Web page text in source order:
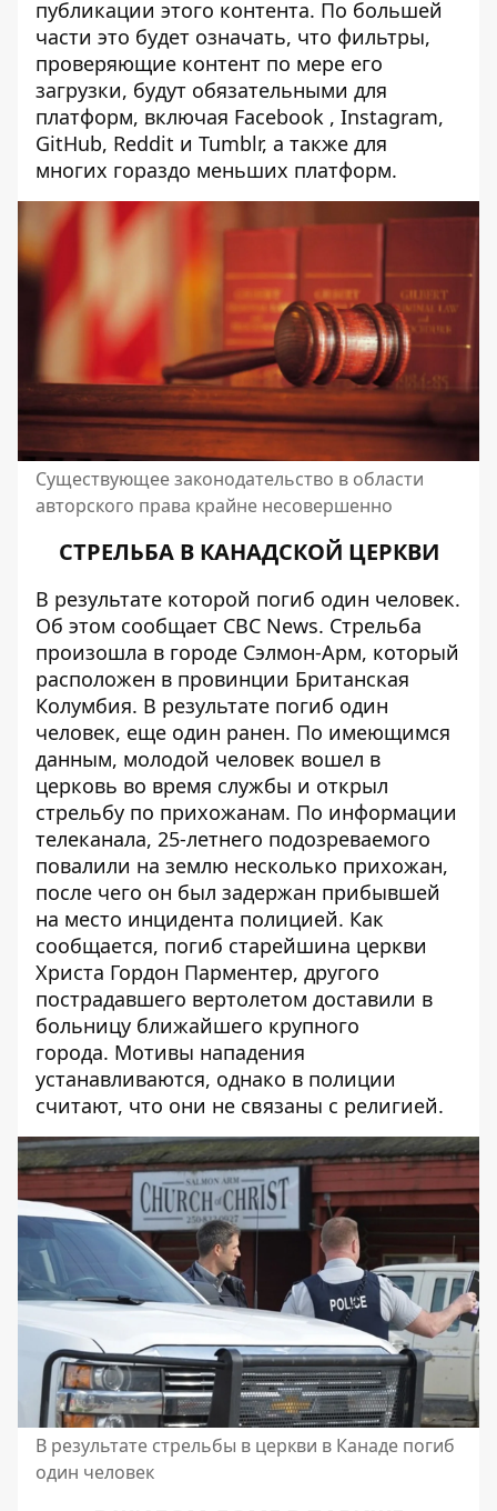
публикации этого контента. По большей
части это будет означать, что фильтры,
проверяющие контент по мере его
загрузки, будут обязательными для
платформ, включая Facebook , Instagram,
GitHub, Reddit и Tumblr, а также для
многих гораздо меньших платформ.
Существующее законодательство в области
авторского права крайне несовершенно
СТРЕЛЬБА В КАНАДСКОЙ ЦЕРКВИ
В результате которой погиб один человек.
Об этом сообщает CBC News. Стрельба
произошла в городе Сэлмон-Арм, который
расположен в провинции Британская
Колумбия. В результате погиб один
человек, еще один ранен. По имеющимся
данным, молодой человек вошел в
церковь во время службы и открыл
стрельбу по прихожанам. По информации
телеканала, 25-летнего подозреваемого
повалили на землю несколько прихожан,
после чего он был задержан прибывшей
на место инцидента полицией. Как
сообщается, погиб старейшина церкви
Христа Гордон Парментер, другого
пострадавшего вертолетом доставили в
больницу ближайшего крупного
города. Мотивы нападения
устанавливаются, однако в полиции
считают, что они не связаны с религией.
В результате стрельбы в церкви в Канаде погиб
один человек